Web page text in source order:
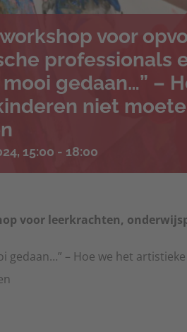
voor
professionals
gedaan…” –
niet
15:00 - 18:00
voor leerkrachten,
gedaan…” – Hoe we het